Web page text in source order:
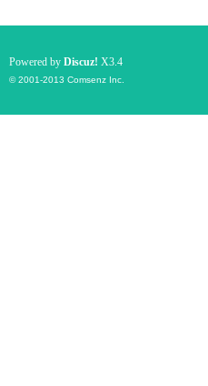
Powered by Discuz! X3.4
© 2001-2013 Comsenz Inc.